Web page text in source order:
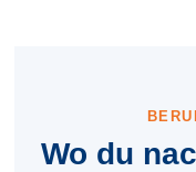
Wo du